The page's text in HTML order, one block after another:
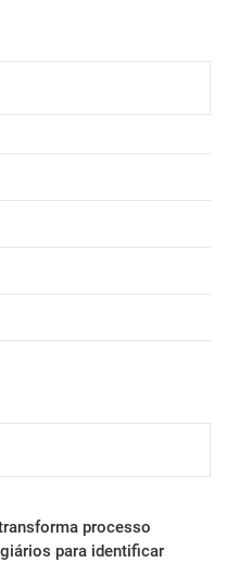
processo
para identificar